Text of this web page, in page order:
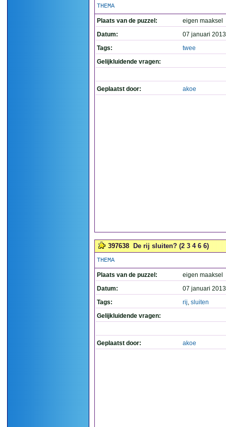
THEMA
Plaats van de puzzel:
eigen maaksel
Datum:
07 januari
Tags:
twee
Gelijkluidende vragen:
Geplaatst door: akoe
397638 De rij sluiten? (2 3 4 6 6)
THEMA
Plaats van de puzzel:
eigen maaksel
Datum:
07 januari
Tags:
rij, sluiten
Gelijkluidende vragen:
Geplaatst door: akoe